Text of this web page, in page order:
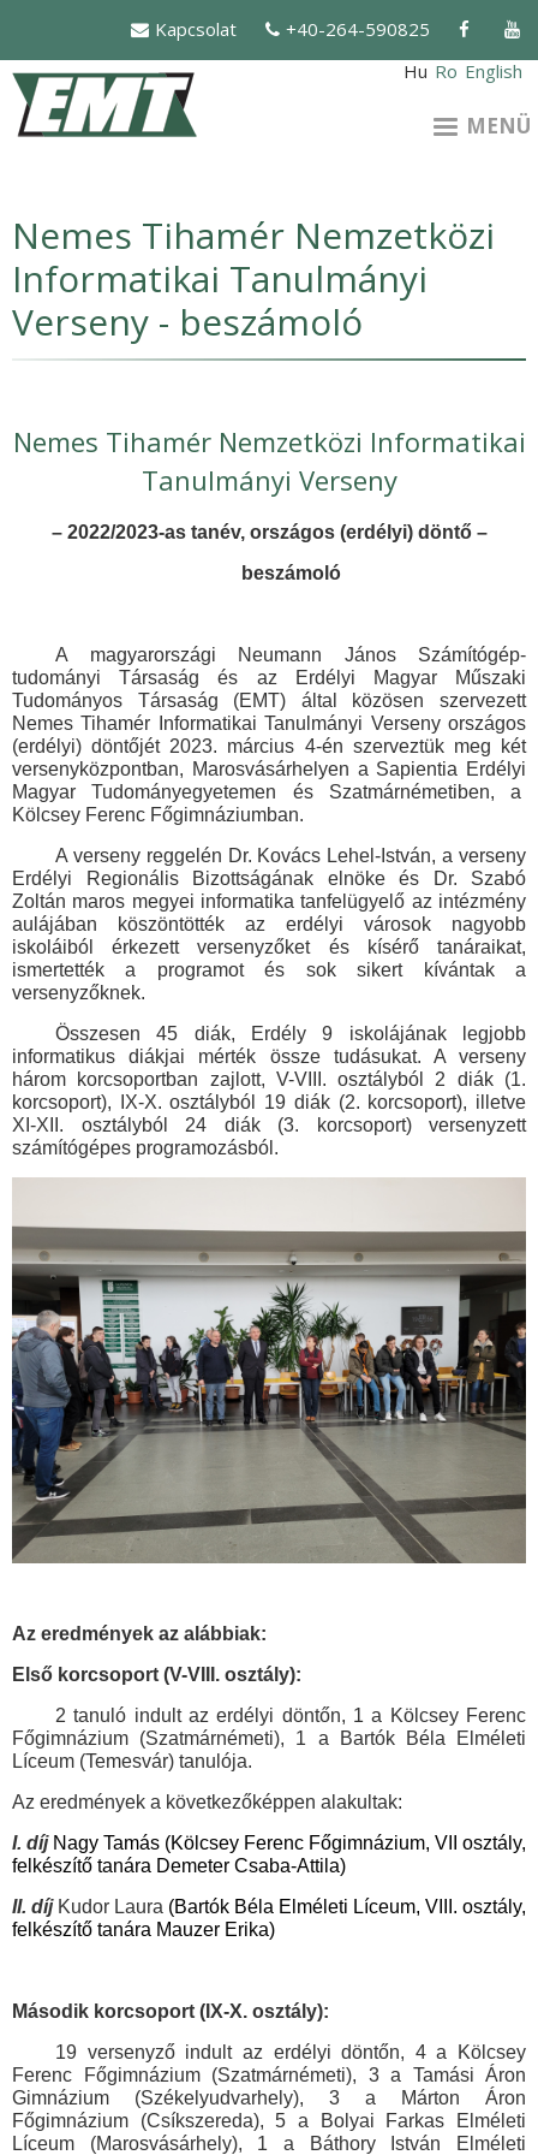
tartalomra
Kapcsolat
+40-264-590825
Hu Ro English
MENÜ
Nemes Tihamér Nemzetközi
Informatikai Tanulmányi
Verseny - beszámoló
Nemes Tihamér Nemzetközi Informatikai
Tanulmányi Verseny
– 2022/2023-as tanév, országos (erdélyi) döntő –
beszámoló
A magyarországi Neumann János Számítógép-
tudományi Társaság és az Erdélyi Magyar Műszaki
Tudományos Társaság (EMT) által közösen szervezett
Nemes Tihamér Informatikai Tanulmányi Verseny országos
(erdélyi) döntőjét 2023. március 4-én szerveztük meg két
versenyközpontban, Marosvásárhelyen a Sapientia Erdélyi
Magyar Tudományegyetemen és Szatmárnémetiben, a
Kölcsey Ferenc Főgimnáziumban.
A verseny reggelén Dr. Kovács Lehel-István, a verseny
Erdélyi Regionális Bizottságának elnöke és Dr. Szabó
Zoltán maros megyei informatika tanfelügyelő az intézmény
aulájában köszöntötték az erdélyi városok nagyobb
iskoláiból érkezett versenyzőket és kísérő tanáraikat,
ismertették a programot és sok sikert kívántak a
versenyzőknek.
Összesen 45 diák, Erdély 9 iskolájának legjobb
informatikus diákjai mérték össze tudásukat. A verseny
három korcsoportban zajlott, V-VIII. osztályból 2 diák (1.
korcsoport), IX-X. osztályból 19 diák (2. korcsoport), illetve
XI-XII. osztályból 24 diák (3. korcsoport) versenyzett
számítógépes programozásból.
Az eredmények az alábbiak:
Első korcsoport (V-VIII. osztály):
2 tanuló indult az erdélyi döntőn, 1 a Kölcsey Ferenc
Főgimnázium (Szatmárnémeti), 1 a Bartók Béla Elméleti
Líceum (Temesvár) tanulója.
Az eredmények a következőképpen alakultak:
I. díj Nagy Tamás (Kölcsey Ferenc Főgimnázium, VII osztály,
felkészítő tanára Demeter Csaba-Attila)
II. díj Kudor Laura (Bartók Béla Elméleti Líceum, VIII. osztály,
felkészítő tanára Mauzer Erika)
Második korcsoport (IX-X. osztály):
19 versenyző indult az erdélyi döntőn, 4 a Kölcsey
Ferenc Főgimnázium (Szatmárnémeti), 3 a Tamási Áron
Gimnázium (Székelyudvarhely), 3 a Márton Áron
Főgimnázium (Csíkszereda), 5 a Bolyai Farkas Elméleti
Líceum (Marosvásárhely), 1 a Báthory István Elméleti